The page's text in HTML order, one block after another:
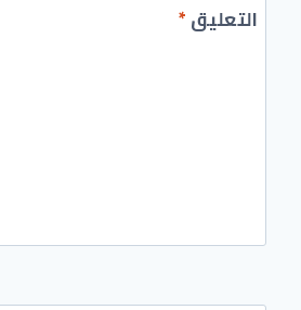
التعليق*